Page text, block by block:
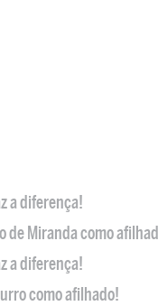
a diferença!
de Miranda como
a diferença!
como afilhado!